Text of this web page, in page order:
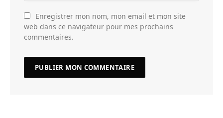
Enregistrer mon nom, mon email et mon site
web dans ce navigateur pour mes prochains
commentaires.